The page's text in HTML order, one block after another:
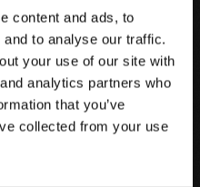
content and ads, to
to analyse our traffic.
your use of our site with
analytics partners who
that you’ve
collected from your use
Mensch als Wegbegleiter
sich darauf, die Früchte
zu bewahren und die